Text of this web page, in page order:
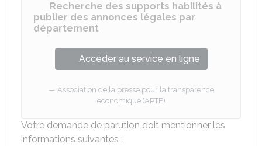
Recherche des supports habilités à
publier des annonces légales par
département
Accéder au service en ligne
Association de la presse pour la transparence
économique (APTE)
Votre demande de parution doit mentionner les
informations suivantes :